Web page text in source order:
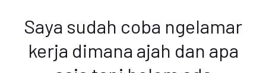
Saya sudah coba ngelamar
kerja dimana ajah dan apa